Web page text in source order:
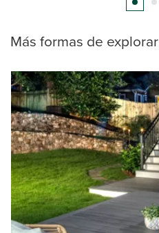
Más formas de explorar